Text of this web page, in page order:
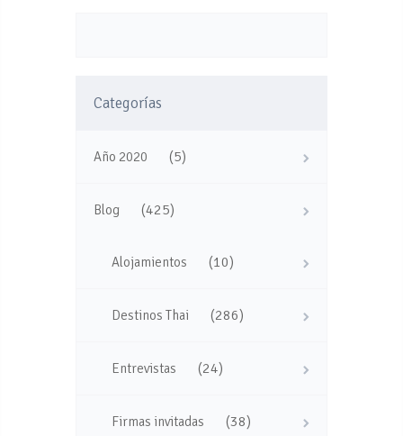
Categorías
Año 2020 (5)
Blog (425)
Alojamientos (10)
Destinos Thai (286)
Entrevistas (24)
Firmas invitadas (38)